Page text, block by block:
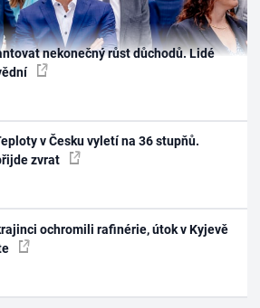
nekonečný růst důchodů. Lidé
v Česku vyletí na 36 stupňů.
zvrat
ochromili rafinérie, útok v Kyjevě